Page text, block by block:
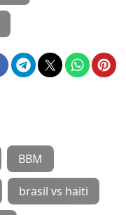
BBM
brasil vs haiti